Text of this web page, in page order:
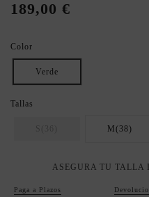
189,00 €
Color
Verde
Tallas
M(38)
ASEGURA TU
Paga a Plazos